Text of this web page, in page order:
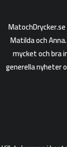
Matilda och
mycket och bra
generella nyheter